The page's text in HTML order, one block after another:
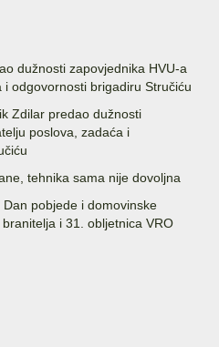
dužnosti zapovjednika HVU-a
odgovornosti brigadiru Stručiću
Zdilar predao dužnosti
poslova, zadaća i
tehnika sama nije dovoljna
pobjede i domovinske
i 31. obljetnica VRO